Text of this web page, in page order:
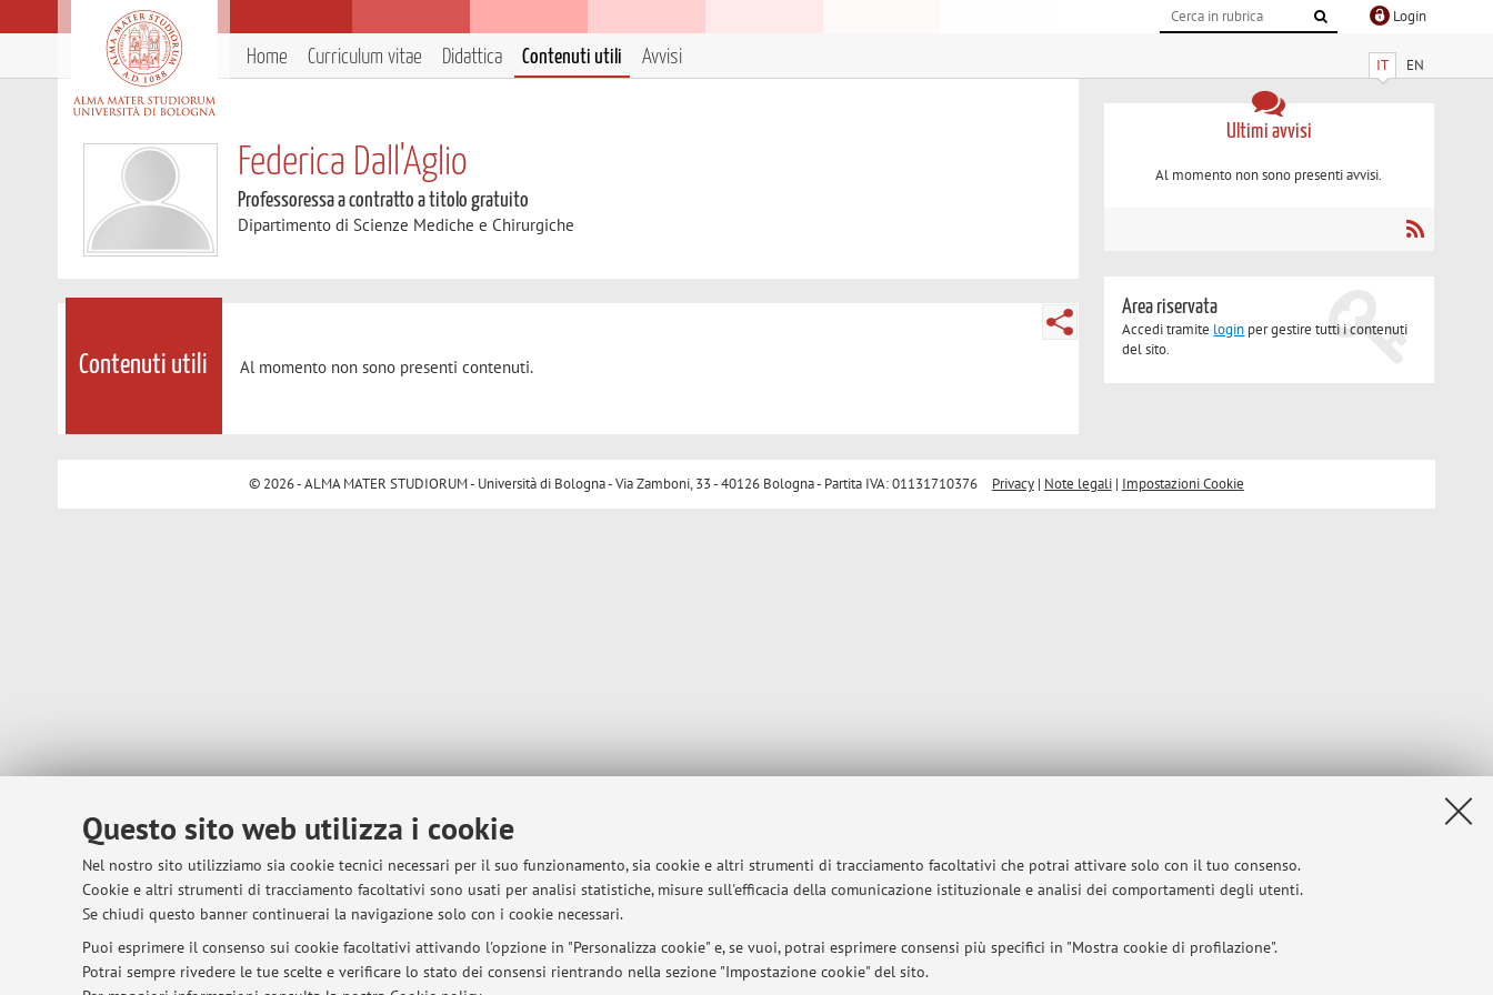
Questo sito web utilizza i cookie
Nel nostro sito utilizziamo sia cookie tecnici necessari per il suo funzionamento, sia cookie e altri strumenti di tracciamento facoltativi che potrai attivare solo con il tuo consenso.
Cookie e altri strumenti di tracciamento facoltativi sono usati per analisi statistiche, misure sull'efficacia della comunicazione istituzionale e analisi dei comportamenti degli utenti.
Se chiudi questo banner continuerai la navigazione solo con i cookie necessari.
Puoi esprimere il consenso sui cookie facoltativi attivando l'opzione in "Personalizza cookie" e, se vuoi, potrai esprimere consensi più specifici in "Mostra cookie di profilazione".
Potrai sempre rivedere le tue scelte e verificare lo stato dei consensi rientrando nella sezione "Impostazione cookie" del sito.
Login
IT EN
Home Curriculum vitae Didattica Contenuti utili Avvisi
Federica Dall'Aglio
Professoressa a contratto a titolo gratuito
Dipartimento di Scienze Mediche e Chirurgiche
Contenuti utili Al momento non sono presenti contenuti.
Ultimi avvisi
Al momento non sono presenti avvisi.
Area riservata
Accedi tramite login per gestire tutti i contenuti
del sito.
© 2026 - ALMA MATER STUDIORUM - Università di Bologna - Via Zamboni, 33 - 40126 Bologna - Partita IVA: 01131710376 Privacy| Note legali| Impostazioni Cookie